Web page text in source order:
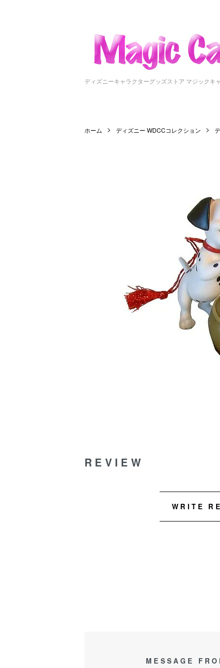
ディズニーキャラクターグッズストア マジックキ
ホーム ディズニー WDCCコレクション
REVIEW
WRITE
MESSAGE